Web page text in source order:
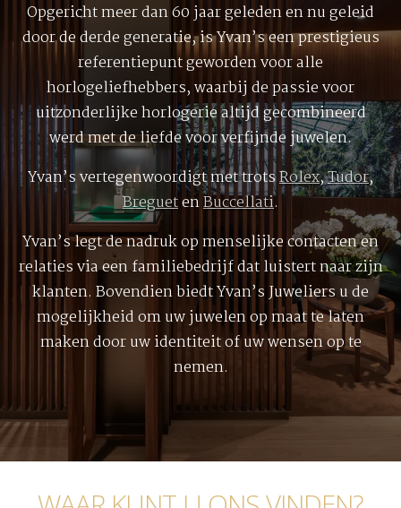
Opgericht meer dan 60 jaar geleden en nu geleid
door de derde generatie, is Yvan’s een prestigieus
referentiepunt geworden voor alle
horlogeliefhebbers, waarbij de passie voor
uitzonderlijke horlogerie altijd gecombineerd
werd met de liefde voor verfijnde juwelen.
Yvan’s vertegenwoordigt met trotsRolex,Tudor,
BreguetenBuccellati.
Yvan’s legt de nadruk op menselijke contacten en
relaties via een familiebedrijf dat luistert naar zijn
klanten. Bovendien biedt Yvan’s Juweliers u de
mogelijkheid om uw juwelen op maat te laten
maken door uw identiteit of uw wensen op te
nemen.